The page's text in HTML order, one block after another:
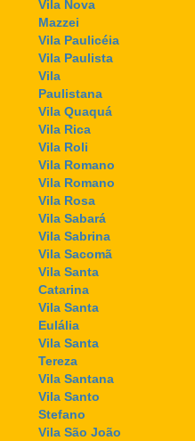
Vila Nova
Mazzei
Vila Paulicéia
Vila Paulista
Vila
Paulistana
Vila Quaquá
Vila Rica
Vila Roli
Vila Romano
Vila Romano
Vila Rosa
Vila Sabará
Vila Sabrina
Vila Sacomã
Vila Santa
Catarina
Vila Santa
Eulália
Vila Santa
Tereza
Vila Santana
Vila Santo
Stefano
Vila São João